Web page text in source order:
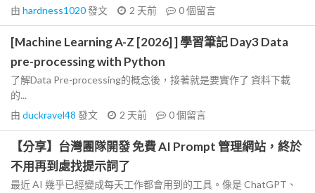
由 hardness1020發文 2 天前 0個留言
[Machine Learning A-Z [2026] ] 學習筆記 Day3 Data
pre-processing with Python
了解Data Pre-processing的概念後，接著就是要實作了 資料下載
的...
由 duckravel48 發文 2 天前 0個留言
【分享】台灣團隊開發 免費 AI Prompt 管理網站，終於
不用再到處找提示詞了
最近 AI 幾乎已經變成每天工作都會用到的工具。像是 ChatGPT、